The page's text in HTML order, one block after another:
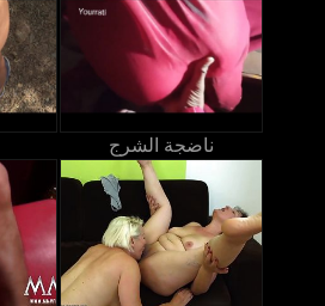
ناضجة الشرج